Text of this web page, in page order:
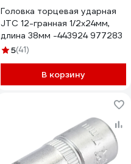
Головка торцевая ударная
JTC 12-гранная 1/2x24мм,
длина 38мм -443924 977283
5(41)
В корзину